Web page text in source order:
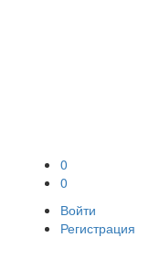
0
0
Войти
Регистрация